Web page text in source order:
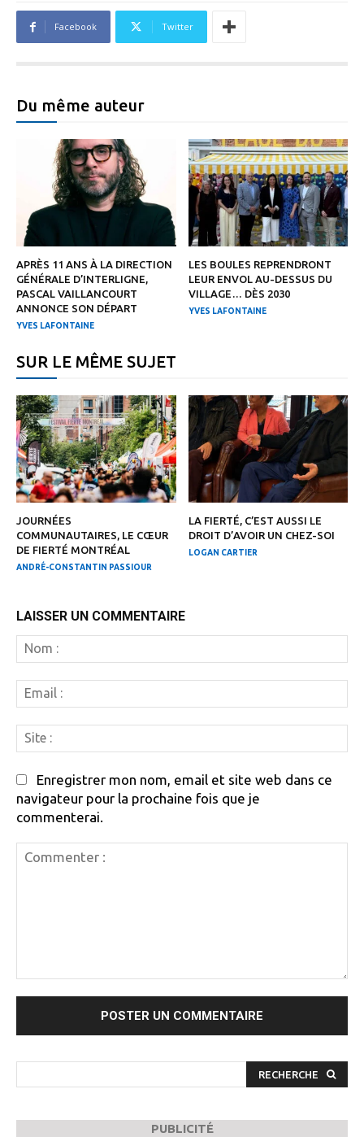
Facebook Twitter
Du même auteur
APRÈS 11 ANS À LA DIRECTION
GÉNÉRALE D’INTERLIGNE,
PASCAL VAILLANCOURT
ANNONCE SON DÉPART
YVES LAFONTAINE
LES BOULES REPRENDRONT
LEUR ENVOL AU-DESSUS DU
VILLAGE… DÈS 2030
YVES LAFONTAINE
SUR LE MÊME SUJET
JOURNÉES
COMMUNAUTAIRES, LE CŒUR
DE FIERTÉ MONTRÉAL
ANDRÉ-CONSTANTIN PASSIOUR
LA FIERTÉ, C’EST AUSSI LE
DROIT D’AVOIR UN CHEZ-SOI
LOGAN CARTIER
LAISSER UN COMMENTAIRE
:
:
:
Enregistrer mon nom, email et site web dans ce
navigateur pour la prochaine fois que je
commenterai.
RECHERCHE
PUBLICITÉ